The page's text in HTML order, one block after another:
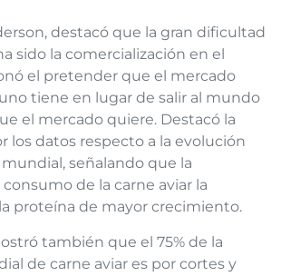
destacó que la gran dificultad
sido la comercialización en el
el pretender que el mercado
tiene en lugar de salir al mundo
el mercado quiere. Destacó la
los datos respecto a la evolución
señalando que la
de la carne aviar la
proteína de mayor crecimiento.
también que el 75% de la
de carne aviar es por cortes y